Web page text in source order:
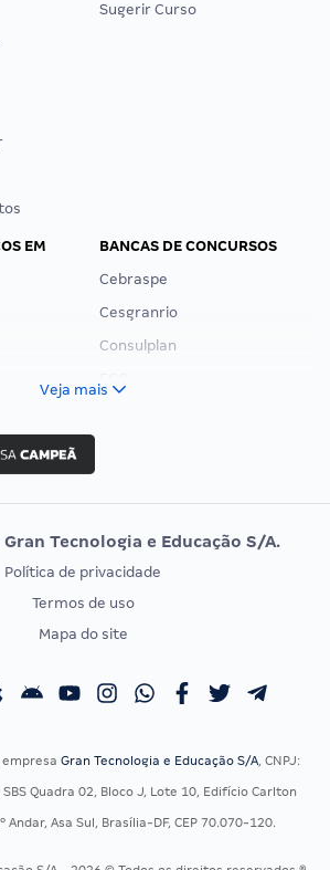
Sugerir Curso
EM
BANCAS DE CONCURSOS
Cebraspe
Cesgranrio
Consulplan
Vunesp
EXAME DE ORDEM
Calendário OAB
Veja mais
Tecnologia e Educação S/A.
Política de privacidade
Termos de uso
Mapa do site
Gran Tecnologia e Educação S/A, CNPJ:
Quadra 02, Bloco J, Lote 10, Edifício Carlton
Andar, Asa Sul, Brasília-DF, CEP 70.070-120.